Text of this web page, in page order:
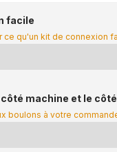
facile
ce qu'un kit de connexion
machine et le
boulons à votre